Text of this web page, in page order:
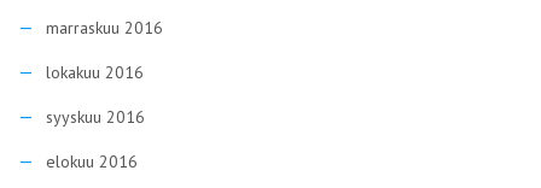
marraskuu 2016
lokakuu 2016
syyskuu 2016
elokuu 2016